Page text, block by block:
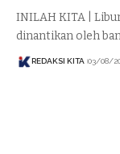
INILAH KITA |
dinantikan oleh
REDAKSI KITA 03/08/